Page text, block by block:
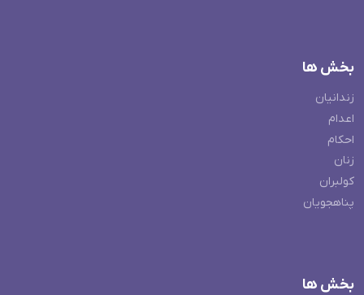
بخش ها
زندانیان
اعدام
احکام
زنان
کولبران
پناهجویان
بخش ها